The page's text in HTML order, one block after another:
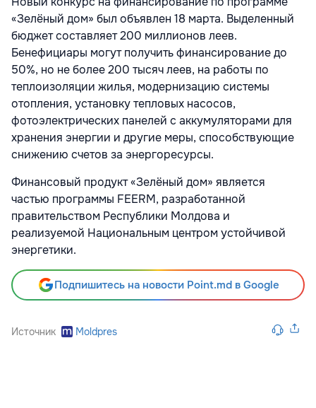
«Зелёный дом» был объявлен 18 марта. Выделенный
бюджет составляет 200 миллионов леев.
Бенефициары могут получить финансирование до
50%, но не более 200 тысяч леев, на работы по
теплоизоляции жилья, модернизацию системы
отопления, установку тепловых насосов,
фотоэлектрических панелей с аккумуляторами для
хранения энергии и другие меры, способствующие
снижению счетов за энергоресурсы.
Финансовый продукт «Зелёный дом» является
частью программы FEERM, разработанной
правительством Республики Молдова и
реализуемой Национальным центром устойчивой
энергетики.
Подпишитесь на новости Point.md в Google
Источник Moldpres